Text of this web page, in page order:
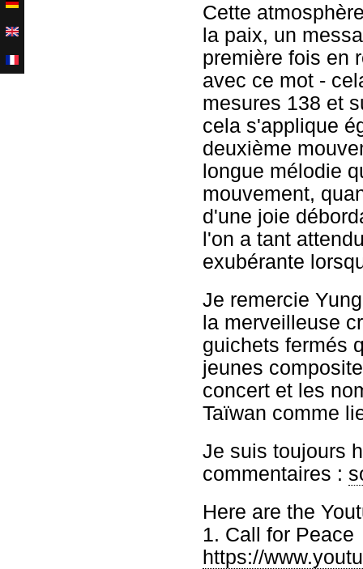
Cette
la paix, un
première fois en
avec ce mot -
mesures 138 et
cela s'applique
deuxième
longue mélodie
mouvement,
d'une joie
l'on a tant
exubérante
Je remercie
la merveilleuse
guichets fermés
jeunes
concert et les
Taïwan comme
Je suis toujours
commentaires :
Here are the
1. Call for Peace
https://